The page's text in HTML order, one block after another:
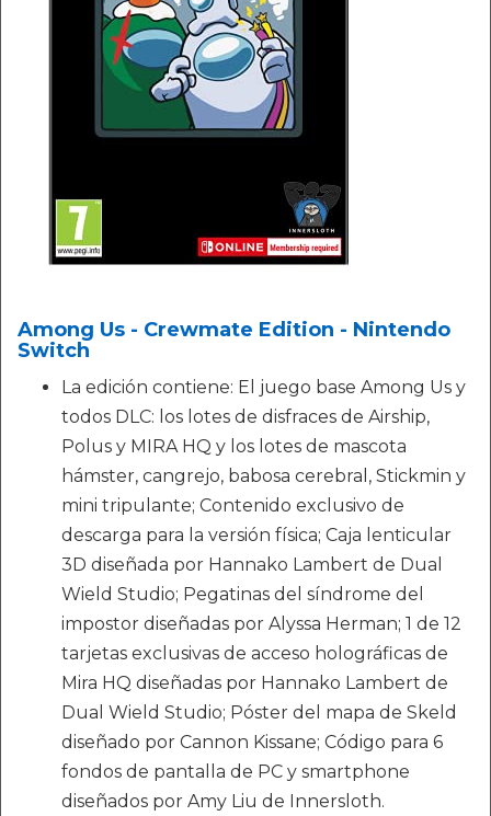
Among Us - Crewmate Edition - Nintendo
Switch
La edición contiene: El juego base Among Us y
todos DLC: los lotes de disfraces de Airship,
Polus y MIRA HQ y los lotes de mascota
hámster, cangrejo, babosa cerebral, Stickmin y
mini tripulante; Contenido exclusivo de
descarga para la versión física; Caja lenticular
3D diseñada por Hannako Lambert de Dual
Wield Studio; Pegatinas del síndrome del
impostor diseñadas por Alyssa Herman; 1 de 12
tarjetas exclusivas de acceso holográficas de
Mira HQ diseñadas por Hannako Lambert de
Dual Wield Studio; Póster del mapa de Skeld
diseñado por Cannon Kissane; Código para 6
fondos de pantalla de PC y smartphone
diseñados por Amy Liu de Innersloth.